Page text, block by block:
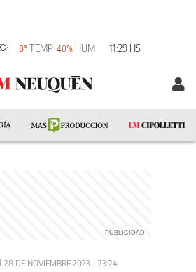
8° TEMP 40% HUM 11:29 HS
28 DE NOVIEMBRE 2023 - 23:24